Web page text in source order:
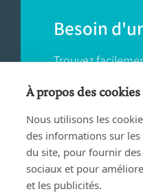
Besoin
Trouvez
près de chez vous.
TROUVER UN
À propos des
Nous utilisons les
des informations sur
du site, pour fournir
sociaux et pour
et les publicités.